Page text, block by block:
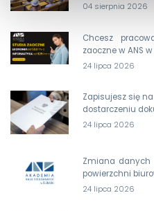
04 sierpnia 2026
Chcesz
zaoczne w ANS
24 lipca 2026
Zapisujesz się
dostarczeniu
24 lipca 2026
Zmiana danych
powierzchni
24 lipca 2026